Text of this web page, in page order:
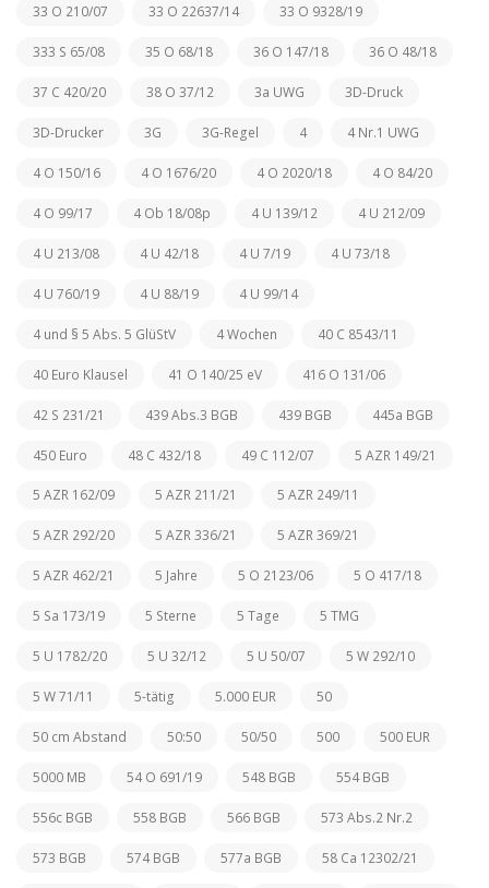
33 O 210/07 33 O 22637/14 33 O 9328/19
333 S 65/08 35 O 68/18 36 O 147/18 36 O 48/18
37 C 420/20 38 O 37/12 3a UWG 3D-Druck
3D-Drucker 3G 3G-Regel 4 4 Nr.1 UWG
4 O 150/16 4 O 1676/20 4 O 2020/18 4 O 84/20
4 O 99/17 4 Ob 18/08p 4 U 139/12 4 U 212/09
4 U 213/08 4 U 42/18 4 U 7/19 4 U 73/18
4 U 760/19 4 U 88/19 4 U 99/14
4 und § 5 Abs. 5 GlüStV 4 Wochen 40 C 8543/11
40 Euro Klausel 41 O 140/25 eV 416 O 131/06
42 S 231/21 439 Abs.3 BGB 439 BGB 445a BGB
450 Euro 48 C 432/18 49 C 112/07 5 AZR 149/21
5 AZR 162/09 5 AZR 211/21 5 AZR 249/11
5 AZR 292/20 5 AZR 336/21 5 AZR 369/21
5 AZR 462/21 5 Jahre 5 O 2123/06 5 O 417/18
5 Sa 173/19 5 Sterne 5 Tage 5 TMG
5 U 1782/20 5 U 32/12 5 U 50/07 5 W 292/10
5 W 71/11 5-tätig 5.000 EUR 50
50 cm Abstand 50:50 50/50 500 500 EUR
5000 MB 54 O 691/19 548 BGB 554 BGB
556c BGB 558 BGB 566 BGB 573 Abs.2 Nr.2
573 BGB 574 BGB 577a BGB 58 Ca 12302/21